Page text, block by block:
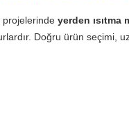
projelerinde yerden ısıtma
Doğru ürün seçimi,